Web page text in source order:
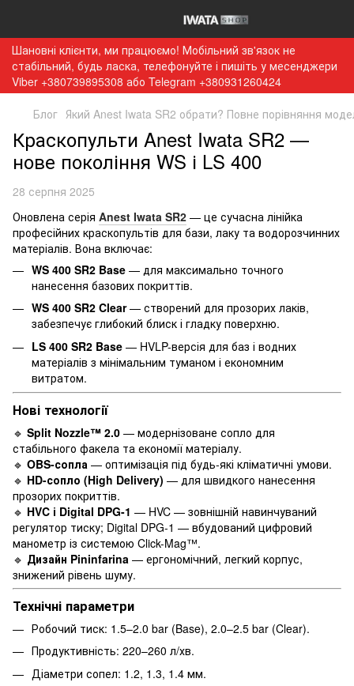
Шановні клієнти, ми працюємо! Мобільний зв'язок не
стабільний, будь ласка, телефонуйте і пишіть у месенджери
Viber +380739895308 або Telegram +380931260424
Блог Який Anest Iwata SR2 обрати? Повне порівняння
Краскопульти Anest Iwata SR2 —
нове покоління WS і LS 400
28 серпня 2025
Оновлена серія Anest Iwata SR2 — це сучасна лінійка
професійних краскопультів для бази, лаку та водорозчинних
матеріалів. Вона включає:
WS 400 SR2 Base — для максимально точного
нанесення базових покриттів.
WS 400 SR2 Clear— створений для прозорих лаків,
забезпечує глибокий блиск і гладку поверхню.
LS 400 SR2 Base — HVLP-версія для баз і водних
матеріалів з мінімальним туманом і економним
витратом.
Нові технології
🔹 Split Nozzle™ 2.0 — модернізоване сопло для
стабільного факела та економії матеріалу.
🔹 OBS-сопла — оптимізація під будь-які кліматичні умови.
🔹 HD-сопло (High Delivery) — для швидкого нанесення
прозорих покриттів.
🔹 HVC і Digital DPG-1 — HVC — зовнішній навинчуваний
регулятор тиску; Digital DPG-1 — вбудований цифровий
манометр із системою Click-Mag™.
🔹 Дизайн Pininfarina — ергономічний, легкий корпус,
знижений рівень шуму.
Технічні параметри
Робочий тиск: 1.5–2.0 bar (Base), 2.0–2.5 bar (Clear).
Продуктивність: 220–260 л/хв.
Діаметри сопел: 1.2, 1.3, 1.4 мм.